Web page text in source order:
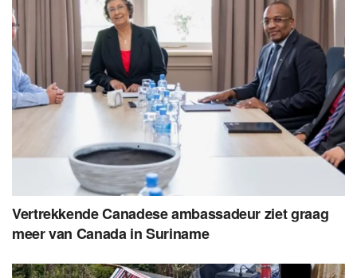
Vertrekkende Canadese ambassadeur ziet graag
meer van Canada in Suriname